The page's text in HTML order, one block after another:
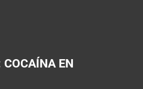
EN